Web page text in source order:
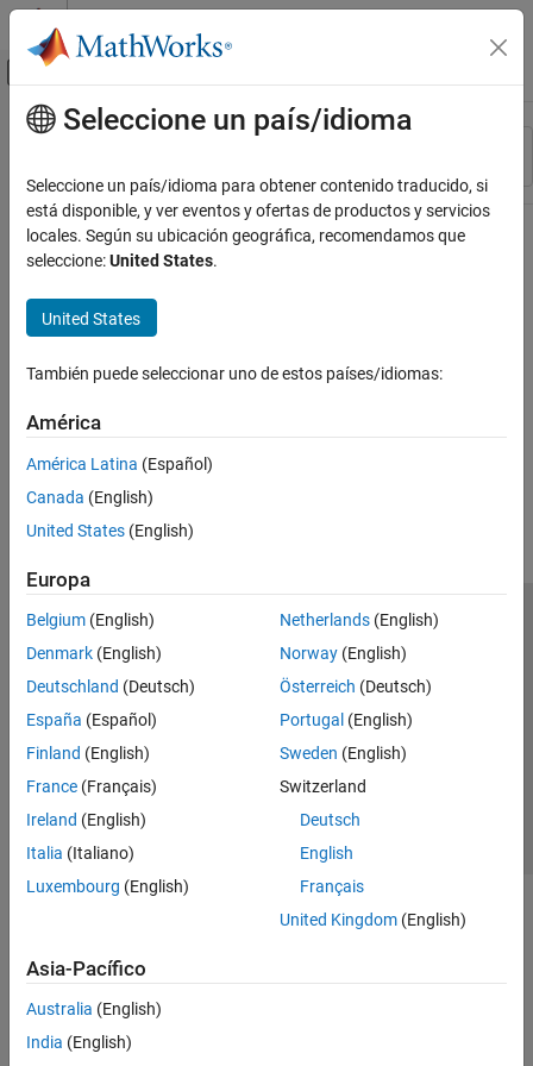
Saltar al contenido
Mostrar/ocultar menú de navegación
Recurso
Contenido principal
Seleccione un país/idioma
Seleccione un país/idioma para obtener contenido traducido, si
está disponible, y ver eventos y ofertas de productos y servicios
locales. Según su ubicación geográfica, recomendamos que
seleccione:United States.
United States
También puede seleccionar uno de estos países/idiomas:
América
América Latina (Español)
Canada (English)
United States (English)
Europa
Belgium (English)
Denmark (English)
Deutschland (Deutsch)
España (Español)
Finland (English)
France (Français)
Ireland (English)
Italia (Italiano)
Luxembourg (English)
Netherlands(English)
Norway(English)
Österreich (Deutsch)
Portugal (English)
Sweden (English)
Switzerland
Deutsch
English
Français
United Kingdom(English)
Asia-Pacífico
Australia (English)
India (English)
Centro de confianza
Marcas comerciales
Política de privacidad
Antipiratería
Estado de las aplicaciones
Información de contacto
© 1994-2026 The MathWorks, Inc.